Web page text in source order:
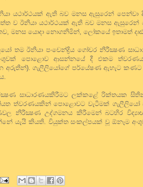
යථාර්ථයක් ඇති බව මනස ඇසුරෙන්
ව ඊනියා යථාර්ථයක් ඇති බව මනස
මනස යොදා නොගනිමින්, ලෝකයේ ඉතාමත් දෘඪ
තම ඊනියා පංචෙන්ද්‍රිය ගෝචර නිරීක්‍ෂණ
පොළොව ආසන්නයේ දී එකම
අරුතින්). ගැලීලියෝගේ පර්යේෂණ ඇහැට
සාධාරණයකිරීමට ලක්කළේ රික්තයක
ත්වරණයකින් පොළොවට වැටීමක්
නිරීක්‍ෂණ උද්ගමනය කිරීමෙන් බටහිර
යැයි කියති. වියුක්ත සංකල්පයක් වූ ඕනෑම